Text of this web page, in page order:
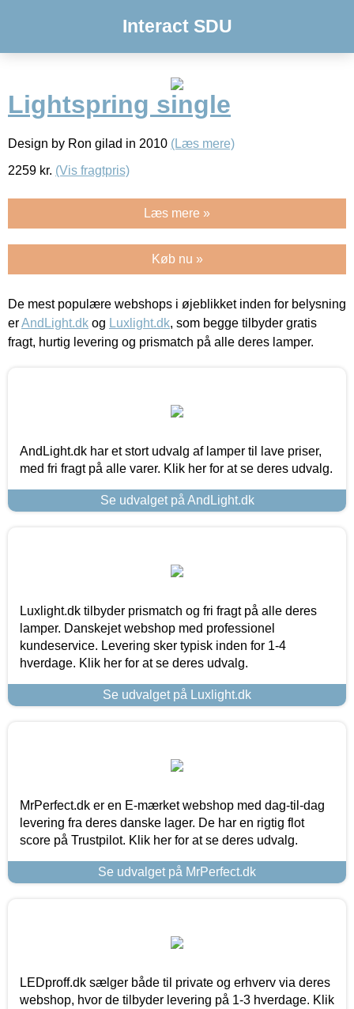
Interact SDU
Lightspring single
Design by Ron gilad in 2010 (Læs mere)
2259 kr. (Vis fragtpris)
Læs mere »
Køb nu »
De mest populære webshops i øjeblikket inden for belysning
erAndLight.dk og Luxlight.dk, som begge tilbyder gratis
fragt, hurtig levering og prismatch på alle deres lamper.
AndLight.dk har et stort udvalg af lamper til lave priser,
med fri fragt på alle varer. Klik her for at se deres udvalg.
Se udvalget på AndLight.dk
Luxlight.dk tilbyder prismatch og fri fragt på alle deres
lamper. Danskejet webshop med professionel
kundeservice. Levering sker typisk inden for 1-4
hverdage. Klik her for at se deres udvalg.
Se udvalget på Luxlight.dk
MrPerfect.dk er en E-mærket webshop med dag-til-dag
levering fra deres danske lager. De har en rigtig flot
score på Trustpilot. Klik her for at se deres udvalg.
Se udvalget på MrPerfect.dk
LEDproff.dk sælger både til private og erhverv via deres
webshop, hvor de tilbyder levering på 1-3 hverdage. Klik